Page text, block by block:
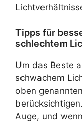
Tipps für
schlechtem
Um das Beste
schwachem
oben
Auge, und